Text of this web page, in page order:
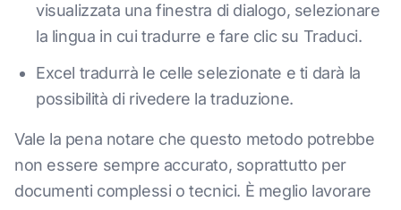
visualizzata una finestra di dialogo, selezionare
la lingua in cui tradurre e fare clic su Traduci.
Excel tradurrà le celle selezionate e ti darà la
possibilità di rivedere la traduzione.
Vale la pena notare che questo metodo potrebbe
non essere sempre accurato, soprattutto per
documenti complessi o tecnici. È meglio lavorare